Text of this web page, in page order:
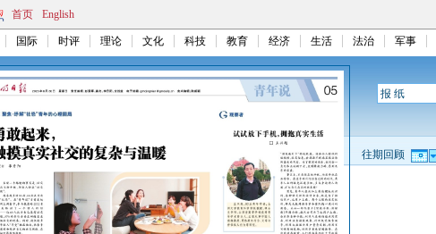
首页 English
国际 时评 理论 文化 科技 教育 经济 生活 法治 军事
报 纸
往期回顾